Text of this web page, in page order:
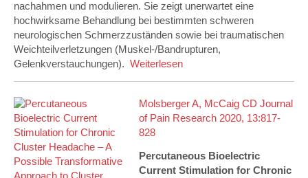
nachahmen und modulieren. Sie zeigt unerwartet eine
hochwirksame Behandlung bei bestimmten schweren
neurologischen Schmerzzuständen sowie bei traumatischen
Weichteilverletzungen (Muskel-/Bandrupturen,
Gelenkverstauchungen). Weiterlesen
Molsberger A, McCaig CD Journal
of Pain Research 2020, 13:817-
828
Percutaneous Bioelectric
Current Stimulation for Chronic